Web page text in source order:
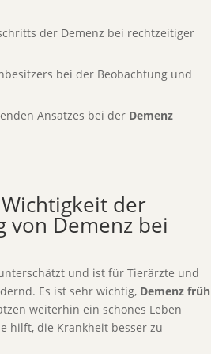
der Demenz bei rechtzeitiger
bei der Beobachtung und
Ansatzes bei der Demenz
der
von Demenz bei
und ist für Tierärzte und
Es ist sehr wichtig, Demenz früh
weiterhin ein schönes Leben
hilft, die Krankheit besser zu